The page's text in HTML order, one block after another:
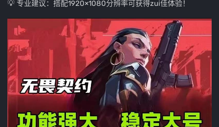
💡 专业建议：搭配1920×1080分辨率可获得zui佳体验！